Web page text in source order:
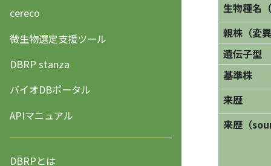
cereco
微生物選定支援ツール
DBRP stanza
バイオDBポータル
APIマニュアル
DBRPとは
生物種名
親株（変
遺伝子型
基準株
来歴
来歴（